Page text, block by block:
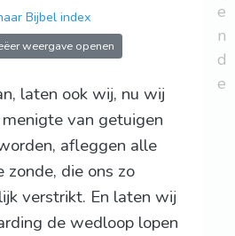
Bijbel index
weergave openen
laten ook wij, nu wij
van getuigen
afleggen alle
zonde, die ons zo
verstrikt. En laten wij
de wedloop lopen
e
n
d
e